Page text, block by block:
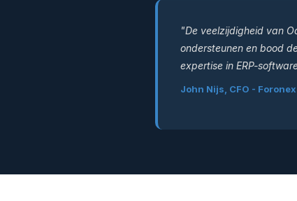
"De veelzijdigheid van
ondersteunen en bood
expertise in ERP-
John Nijs, CFO - Foronex